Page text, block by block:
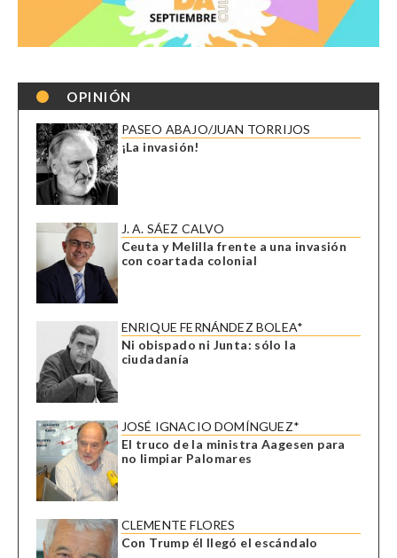
OPINIÓN
PASEO ABAJO/JUAN TORRIJOS
¡La invasión!
J. A. SÁEZ CALVO
Ceuta y Melilla frente a una invasión
con coartada colonial
ENRIQUE FERNÁNDEZ BOLEA*
Ni obispado ni Junta: sólo la
ciudadanía
JOSÉ IGNACIO DOMÍNGUEZ*
El truco de la ministra Aagesen para
no limpiar Palomares
CLEMENTE FLORES
Con Trump él llegó el escándalo